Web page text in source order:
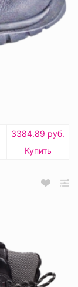
3384.89 руб.
Купить